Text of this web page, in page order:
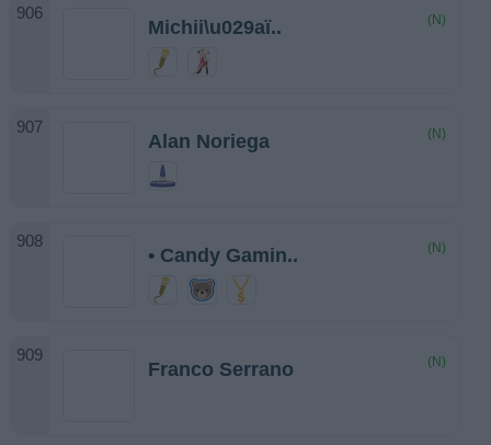
Michii\u029aï.. (N)
Alan Noriega (N)
• Candy Gamin.. (N)
Franco Serrano (N)